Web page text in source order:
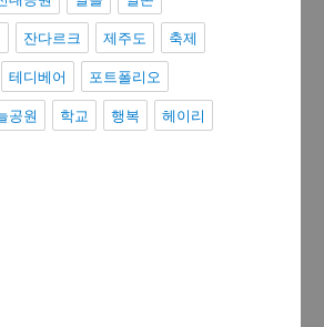
잔다르크 제주도 축제
테디베어 포트폴리오
공원 학교 행복 헤이리